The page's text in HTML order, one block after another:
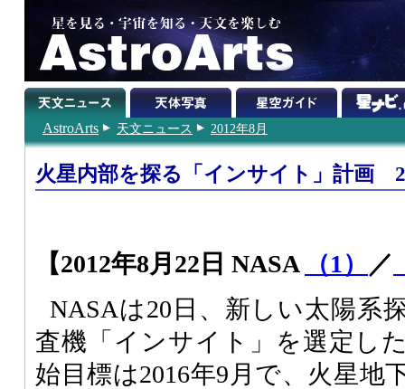
AstroArts 天文ニュース 2012年8月
火星内部を探る「インサイト」計画
【2012年8月22日 NASA （1） ／
NASAは20日、新しい太陽系
査機「インサイト」を選定し
始目標は2016年9月で、火星地